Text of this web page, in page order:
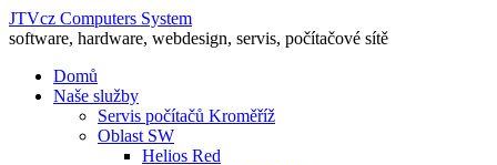
JTVcz Computers System
software, hardware, webdesign, servis, počítačové sítě
Domů
Naše služby
Servis počítačů Kroměříž
Oblast SW
Helios Red